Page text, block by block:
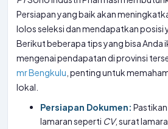
Persiapan yang baik akan
lolos seleksi dan mendapatkan posisi
Berikut beberapa tips yang bisa Anda
mengenai pendapatan di provinsi
mr Bengkulu , penting untuk
lokal.
Persiapan Dokumen:
lamaran seperti CV, surat